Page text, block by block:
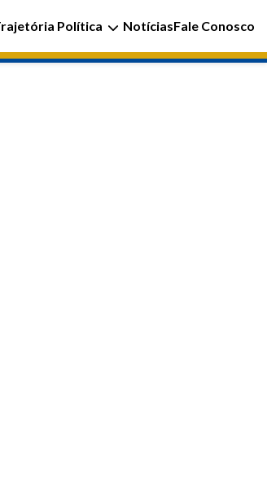
Política NotíciasFale Conosco